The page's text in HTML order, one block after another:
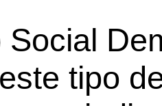
Social
tipo